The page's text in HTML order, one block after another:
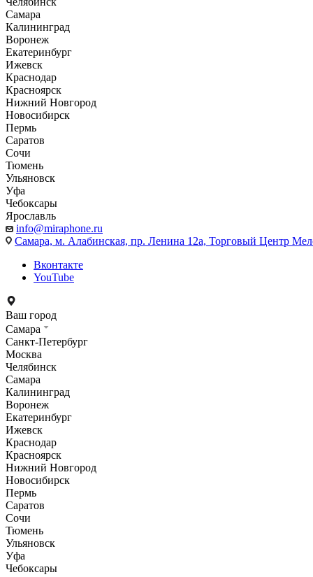
Самара
Калининград
Воронеж
Екатеринбург
Ижевск
Краснодар
Красноярск
Нижний Новгород
Новосибирск
Пермь
Саратов
Сочи
Тюмень
Ульяновск
Уфа
Чебоксары
Ярославль
info@miraphone.ru
Самара, м. Алабинская, пр. Ленина 12а, Торговый Центр
Вконтакте
YouTube
Ваш город
Самара
Санкт-Петербург
Москва
Челябинск
Самара
Калининград
Воронеж
Екатеринбург
Ижевск
Краснодар
Красноярск
Нижний Новгород
Новосибирск
Пермь
Саратов
Сочи
Тюмень
Ульяновск
Уфа
Чебоксары